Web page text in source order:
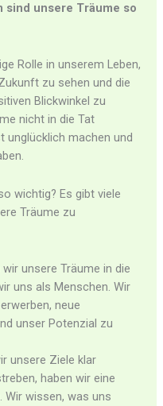
sind unsere Träume so
Rolle in unserem Leben,
zu sehen und die
Blickwinkel zu
nicht in die Tat
unglücklich machen und
wichtig? Es gibt viele
Träume zu
wir unsere Träume in die
uns als Menschen. Wir
neue
unser Potenzial zu
unsere Ziele klar
haben wir eine
Wir wissen, was uns